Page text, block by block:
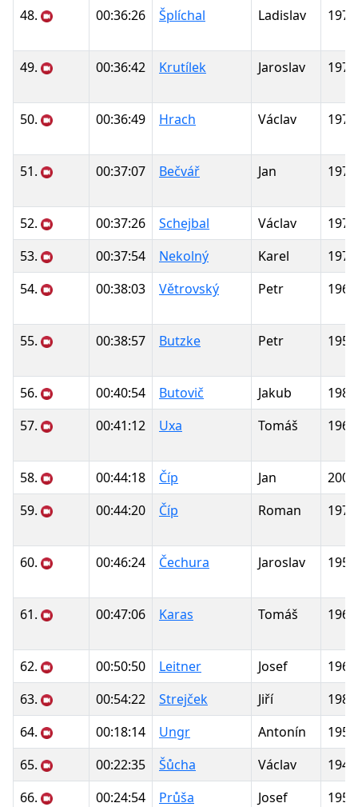
48.
00:36:26 Šplíchal Ladislav 1978
49. 00:36:42 Krutílek Jaroslav 1970
50. 00:36:49 Hrach Václav 1974
51. 00:37:07 Bečvář Jan 1972
52. 00:37:26 Schejbal Václav
1976
53.
00:37:54 Nekolný Karel
1976
54.
00:38:03 Větrovský Petr 1967
55. 00:38:57 Butzke Petr 1959
56. 00:40:54 Butovič Jakub
1986
57.
00:41:12 Uxa Tomáš 1965
58. 00:44:18 Číp Jan
2003
59.
00:44:20 Číp Roman 1970
60. 00:46:24 Čechura Jaroslav 1955
61. 00:47:06 Karas Tomáš 1967
62. 00:50:50 Leitner Josef
1969
63.
00:54:22 Strejček Jiří
1983
64.
00:18:14 Ungr Antonín
1952
65.
00:22:35 Šůcha Václav
1946
66.
00:24:54 Průša Josef 1952